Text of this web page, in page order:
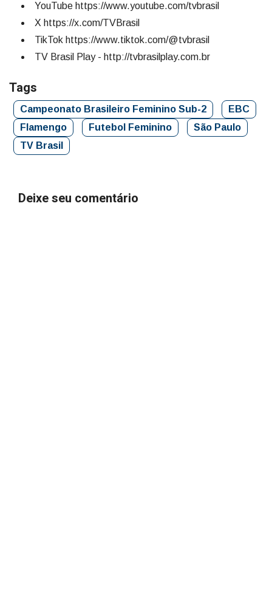
YouTube https://www.youtube.com/tvbrasil
X https://x.com/TVBrasil
TikTok https://www.tiktok.com/@tvbrasil
TV Brasil Play - http://tvbrasilplay.com.br
Tags
Campeonato Brasileiro Feminino Sub-2
EBC
Flamengo
Futebol Feminino
São Paulo
TV Brasil
Deixe seu comentário